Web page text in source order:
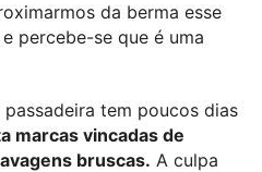
da berma esse
percebe-se que é uma
tem poucos dias
marcas vincadas de
bruscas. A culpa